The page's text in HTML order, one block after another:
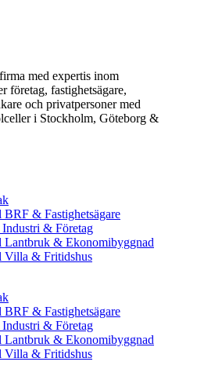
med expertis inom
företag, fastighetsägare,
och privatpersoner med
i Stockholm, Göteborg &
& Fastighetsägare
& Företag
Lantbruk & Ekonomibyggnad
Villa & Fritidshus
& Fastighetsägare
& Företag
Lantbruk & Ekonomibyggnad
Villa & Fritidshus